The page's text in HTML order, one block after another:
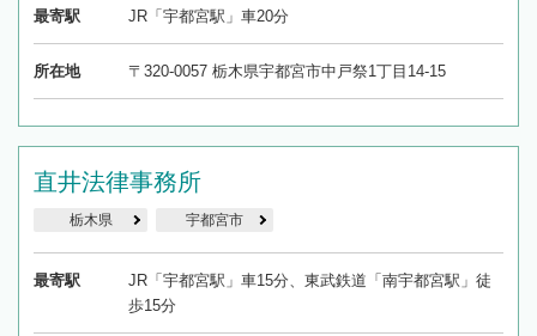
最寄駅 JR「宇都宮駅」車20分
所在地 〒320-0057 栃木県宇都宮市中戸祭1丁目14-15
直井法律事務所
栃木県 宇都宮市
最寄駅
JR「宇都宮駅」車15分、東武鉄道「南宇都宮駅」徒
歩15分